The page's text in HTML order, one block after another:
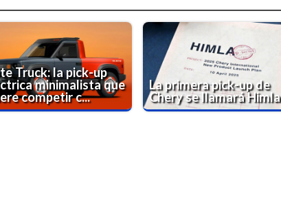
Truck: la pick-up
minimalista que
competir c...
La primera pick-up de
Chery se llamará Himla